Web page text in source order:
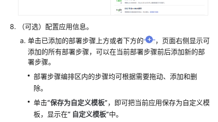
使
用
空
白
模
新
建
（可选）配置应用信息。
单击已添加的部署步骤上方或者下方的
，页面右侧显示可
添加的所有部署步骤，可以在当前部署步骤前后添加新的部
署步骤。
部署步骤编排区内的步骤均可根据需要拖动、添加和删
除。
单击“保存为自定义模板”，即可把当前应用保存为自定义模
板，显示在“ 自定义模板”中。